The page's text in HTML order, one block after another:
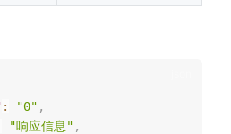
: "0" ,
"响应信息" ,